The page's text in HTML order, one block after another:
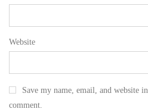
Website
Save my name, email, and website
comment.